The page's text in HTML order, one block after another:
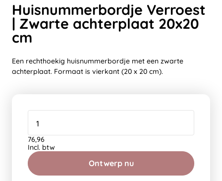
Huisnummerbordje Verroest
| Zwarte achterplaat 20x20
cm
Een rechthoekig huisnummerbordje met een zwarte
achterplaat. Formaat is vierkant (20 x 20 cm).
Ontwerp nu
76,96
Incl. btw